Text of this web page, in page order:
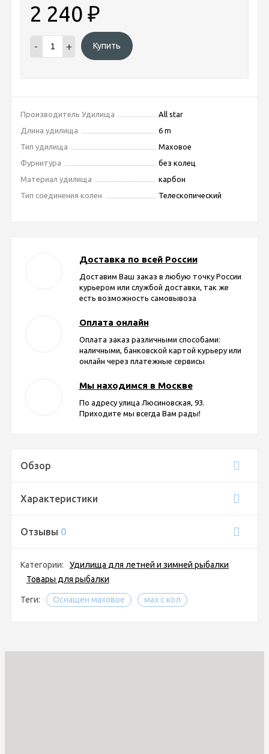
2 240 ₽
- + Купить
Производитель Удилища
All star
Длина удилища
6 m
Тип удилища
Маховое
Фурнитура
без колец
Материал удилища
карбон
Тип соединения колен
Телескопический
Доставка по всей России
Доставим Ваш заказ в любую точку России
курьером или службой доставки, так же
есть возможность самовывоза
Оплата онлайн
Оплата заказ различными способами:
наличными, банковской картой курьеру или
онлайн через платежные сервисы
Мы находимся в Москве
По адресу улица Люсиновская, 93.
Приходите мы всегда Вам рады!
Обзор
Характеристики
Отзывы 0
Категории:
Удилища для летней и зимней рыбалки
Товары для рыбалки
Теги: Оснащен маховое мах с кол